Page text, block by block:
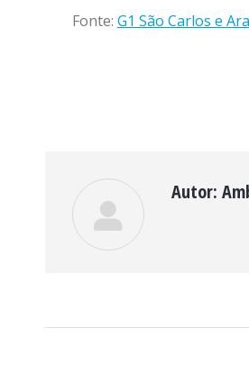
Fonte: G1 São Carlos e
Autor: